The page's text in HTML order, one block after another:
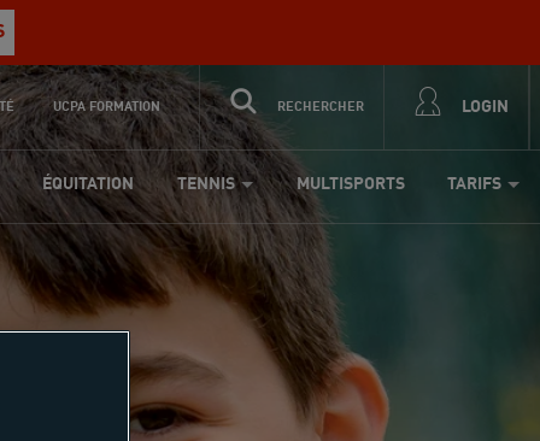
UCPA FORMATION RECHERCHER LOGIN
ÉQUITATION TENNIS MULTISPORTS TARIFS